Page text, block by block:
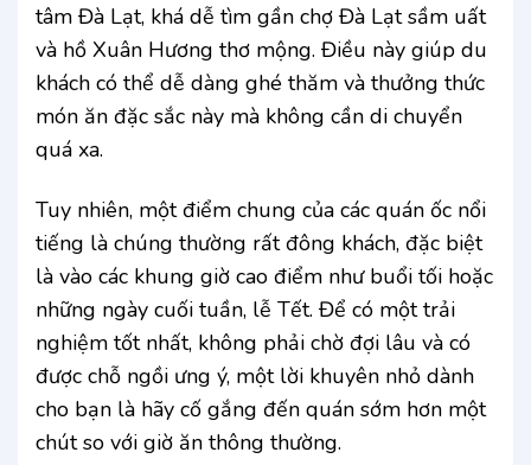
tâm Đà Lạt, khá dễ tìm gần chợ Đà Lạt sầm uất
và hồ Xuân Hương thơ mộng. Điều này giúp du
khách có thể dễ dàng ghé thăm và thưởng thức
món ăn đặc sắc này mà không cần di chuyển
quá xa.
Tuy nhiên, một điểm chung của các quán ốc nổi
tiếng là chúng thường rất đông khách, đặc biệt
là vào các khung giờ cao điểm như buổi tối hoặc
những ngày cuối tuần, lễ Tết. Để có một trải
nghiệm tốt nhất, không phải chờ đợi lâu và có
được chỗ ngồi ưng ý, một lời khuyên nhỏ dành
cho bạn là hãy cố gắng đến quán sớm hơn một
chút so với giờ ăn thông thường.